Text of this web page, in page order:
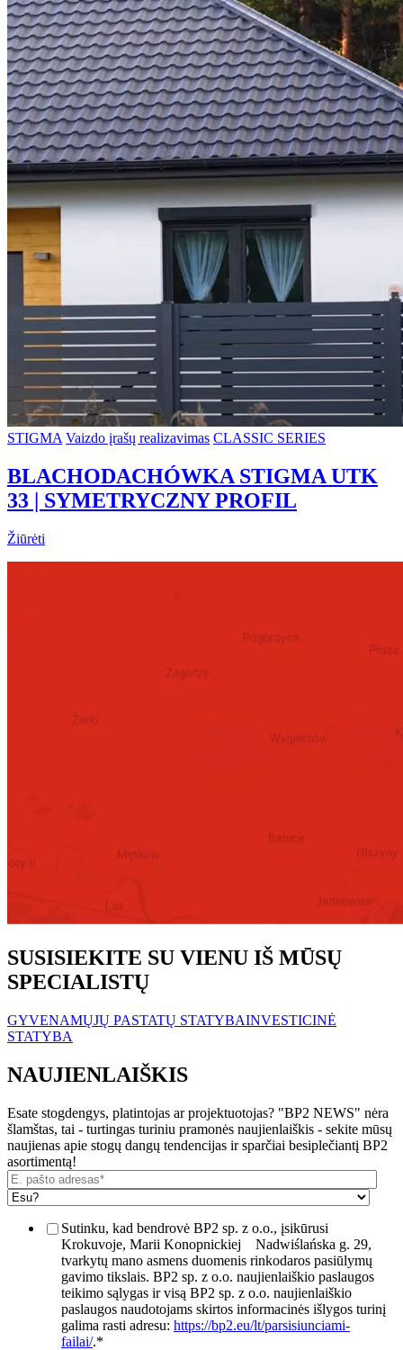
STIGMA Vaizdo įrašų realizavimas CLASSIC SERIES
BLACHODACHÓWKA STIGMA UTK
33 | SYMETRYCZNY PROFIL
Žiūrėti
SUSISIEKITE SU VIENU IŠ MŪSŲ
SPECIALISTŲ
GYVENAMŲJŲ PASTATŲ STATYBAINVESTICINĖ
STATYBA
NAUJIENLAIŠKIS
Esate stogdengys, platintojas ar projektuotojas? "BP2 NEWS" nėra
šlamštas, tai - turtingas turiniu pramonės naujienlaiškis - sekite mūsų
naujienas apie stogų dangų tendencijas ir sparčiai besiplečiantį BP2
asortimentą!
Sutinku, kad bendrovė BP2 sp. z o.o., įsikūrusi
Krokuvoje, Marii Konopnickiej
Nadwiślańska g. 29,
tvarkytų mano asmens duomenis rinkodaros pasiūlymų
gavimo tikslais. BP2 sp. z o.o. naujienlaiškio paslaugos
teikimo sąlygas ir visą BP2 sp. z o.o. naujienlaiškio
paslaugos naudotojams skirtos informacinės išlygos turinį
galima rasti adresu: https://bp2.eu/lt/parsisiunciami-
failai/.*